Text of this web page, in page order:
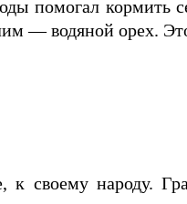
помогал кормить
— водяной орех.
к своему народу.